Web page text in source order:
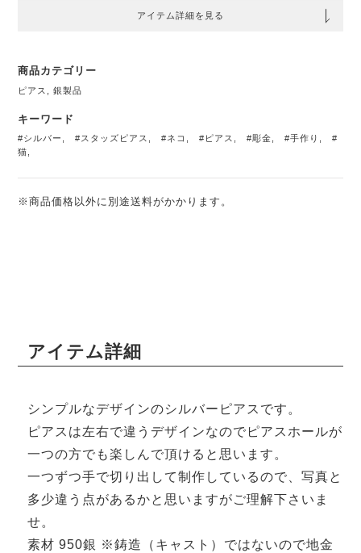
アイテム詳細を見る
商品カテゴリー
ピアス ,銀製品
キーワード
#シルバー ,#スタッズピアス ,#ネコ ,#ピアス ,#彫金 ,#手作り ,#
猫
※商品価格以外に別途送料がかかります。
アイテム詳細
シンプルなデザインのシルバーピアスです。
ピアスは左右で違うデザインなのでピアスホールが
一つの方でも楽しんで頂けると思います。
一つずつ手で切り出して制作しているので、写真と
多少違う点があるかと思いますがご理解下さいま
せ。
素材 950銀 ※鋳造（キャスト）ではないので地金